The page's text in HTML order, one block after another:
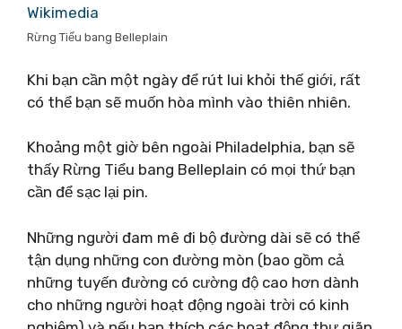
Wikimedia
Rừng Tiểu bang Belleplain
Khi bạn cần một ngày để rút lui khỏi thế giới, rất
có thể bạn sẽ muốn hòa mình vào thiên nhiên.
Khoảng một giờ bên ngoài Philadelphia, bạn sẽ
thấy Rừng Tiểu bang Belleplain có mọi thứ bạn
cần để sạc lại pin.
Những người đam mê đi bộ đường dài sẽ có thể
tận dụng những con đường mòn (bao gồm cả
những tuyến đường có cường độ cao hơn dành
cho những người hoạt động ngoài trời có kinh